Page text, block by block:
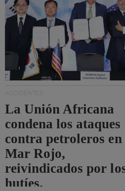
La Unión Africana
condena los ataques
contra petroleros en
Mar Rojo,
reivindicados por
hutíes.